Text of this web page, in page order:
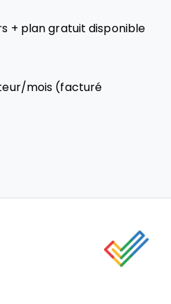
+ plan gratuit disponible
mois (facturé